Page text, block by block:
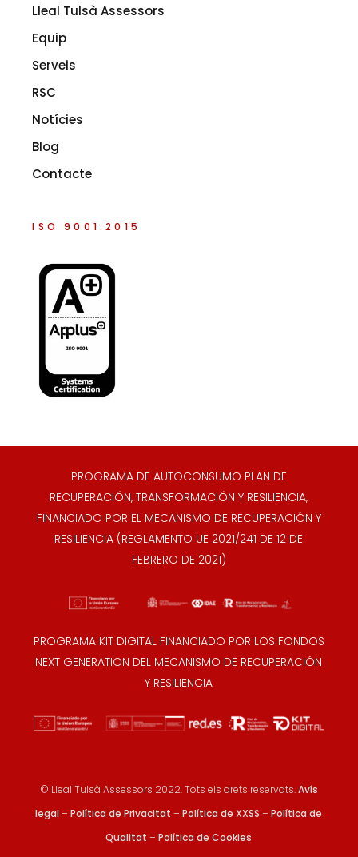
Lleal Tulsà Assessors
Equip
Serveis
RSC
Notícies
Blog
Contacte
ISO 9001:2015
PROGRAMA DE AUTOCONSUMO PLAN DE
RECUPERACIÓN, TRANSFORMACIÓN Y RESILIENCIA,
FINANCIADO POR EL MECANISMO DE RECUPERACIÓN Y
RESILIENCIA (REGLAMENTO UE 2021/241 DE 12 DE
FEBRERO DE 2021)
PROGRAMA KIT DIGITAL FINANCIADO POR LOS FONDOS
NEXT GENERATION DEL MECANISMO DE RECUPERACIÓN
Y RESILIENCIA
© Lleal Tulsà Assessors 2022. Tots els drets reservats.Avís
legal–Política de Privacitat –Política de XXSS –Política de
Qualitat –Política de Cookies